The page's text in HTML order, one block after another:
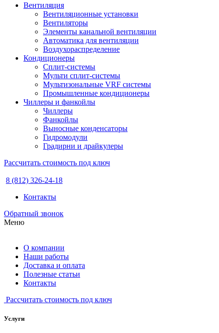
Вентиляция
Вентиляционные установки
Вентиляторы
Элементы канальной вентиляции
Автоматика для вентиляции
Воздухораспределение
Кондиционеры
Сплит-системы
Мульти сплит-системы
Мультизональные VRF системы
Промышленные кондиционеры
Чиллеры и фанкойлы
Чиллеры
Фанкойлы
Выносные конденсаторы
Гидромодули
Градирни и драйкулеры
Рассчитать стоимость под ключ
8 (812) 326-24-18
Контакты
Обратный звонок
Меню
О компании
Наши работы
Доставка и оплата
Полезные статьи
Контакты
Рассчитать стоимость под ключ
Услуги